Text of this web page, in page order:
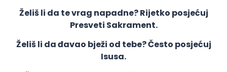
Želiš li da te vrag napadne? Rijetko posjećuj
Presveti Sakrament.
Želiš li da đavao bježi od tebe? Često posjećuj
Isusa.